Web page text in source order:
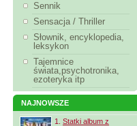
Sennik
Sensacja / Thriller
Słownik, encyklopedia,
leksykon
Tajemnice
świata,psychotronika,
ezoteryka itp
NAJNOWSZE
1. Statki album z